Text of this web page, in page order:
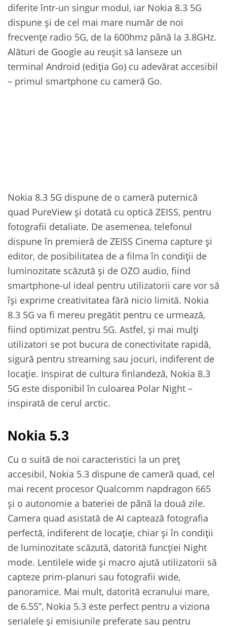
diferite într-un singur modul, iar Nokia 8.3 5G
dispune și de cel mai mare număr de noi
frecvențe radio 5G, de la 600hmz până la 3.8GHz.
Alături de Google au reușit să lanseze un
terminal Android (ediția Go) cu adevărat accesibil
– primul smartphone cu cameră Go.
Nokia 8.3 5G dispune de o cameră puternică
quad PureView și dotată cu optică ZEISS, pentru
fotografii detaliate. De asemenea, telefonul
dispune în premieră de ZEISS Cinema capture și
editor, de posibilitatea de a filma în condiții de
luminozitate scăzută și de OZO audio, fiind
smartphone-ul ideal pentru utilizatorii care vor să
își exprime creativitatea fără nicio limită. Nokia
8.3 5G va fi mereu pregătit pentru ce urmează,
fiind optimizat pentru 5G. Astfel, și mai mulți
utilizatori se pot bucura de conectivitate rapidă,
sigură pentru streaming sau jocuri, indiferent de
locație. Inspirat de cultura finlandeză, Nokia 8.3
5G este disponibil în culoarea Polar Night –
inspirată de cerul arctic.
Nokia 5.3
Cu o suită de noi caracteristici la un preț
accesibil, Nokia 5.3 dispune de cameră quad, cel
mai recent procesor Qualcomm napdragon 665
și o autonomie a bateriei de până la două zile.
Camera quad asistată de AI captează fotografia
perfectă, indiferent de locație, chiar și în condiții
de luminozitate scăzută, datorită funcției Night
mode. Lentilele wide și macro ajută utilizatorii să
capteze prim-planuri sau fotografii wide,
panoramice. Mai mult, datorită ecranului mare,
de 6.55”, Nokia 5.3 este perfect pentru a viziona
serialele și emisiunile preferate sau pentru